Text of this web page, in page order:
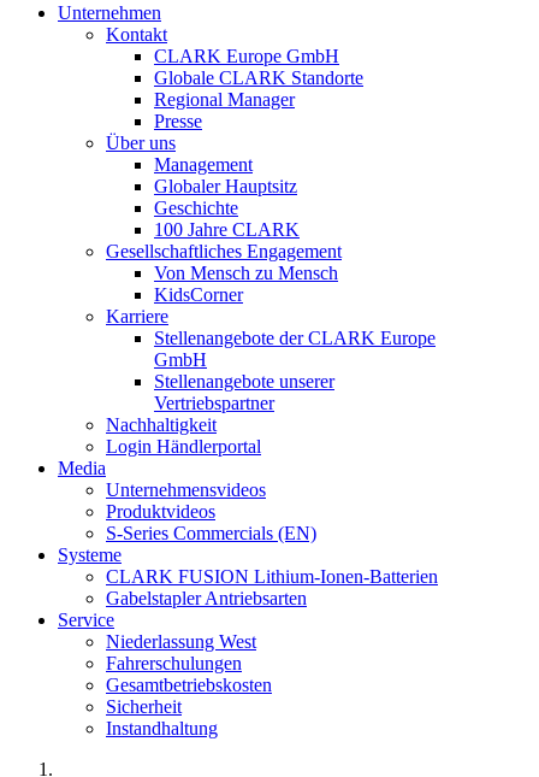
Unternehmen
Kontakt
CLARK Europe GmbH
Globale CLARK Standorte
Regional Manager
Presse
Über uns
Management
Globaler Hauptsitz
Geschichte
100 Jahre CLARK
Gesellschaftliches Engagement
Von Mensch zu Mensch
KidsCorner
Karriere
Stellenangebote der CLARK Europe
GmbH
Stellenangebote unserer
Vertriebspartner
Nachhaltigkeit
Login Händlerportal
Media
Unternehmensvideos
Produktvideos
S-Series Commercials (EN)
Systeme
CLARK FUSION Lithium-Ionen-Batterien
Gabelstapler Antriebsarten
Service
Niederlassung West
Fahrerschulungen
Gesamtbetriebskosten
Sicherheit
Instandhaltung